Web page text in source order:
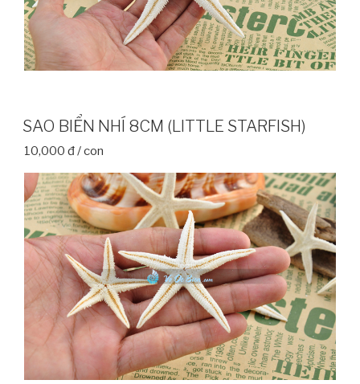
SAO BIỂN NHÍ 8CM (LITTLE STARFISH)
10,000 đ / con